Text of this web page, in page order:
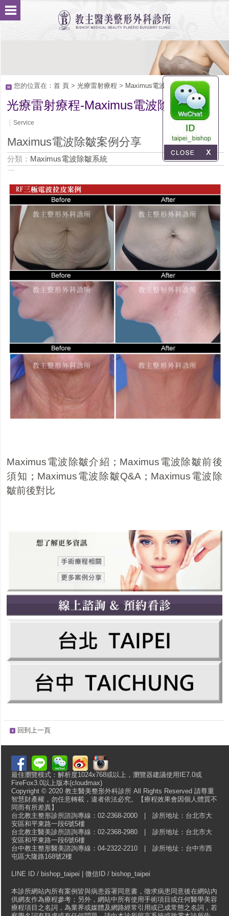
您的位置在： 首 頁> 光療雷射療程 > Maximus電波除皺系統
光療雷射療程-Maximus電波除皺系統
Service
Maximus電波除皺案例分享
分類： Maximus電波除皺系統
Maximus電波除皺介紹 ； Maximus電波除皺前後
須知 ； Maximus電波除皺Q&A ； Maximus電波除
皺前後對比
回到上一頁
最佳瀏覽模式：解析度1024x768或以上，瀏覽器建議使用IE7.0或
FireFox3.0以上版本(cloudmax)
Copyright © 2020 教主醫美整形外科診所 All Rights Reserved 請尊重
智慧財產權，勿任意轉載，違者依法必究。【療程效果會因個人體質不
同而有所差異】
台北教主整形診所諮詢專線：02-2368-2000 | 診所地址：台北市大
安區和平東路一段6號5樓
台北教主醫美診所諮詢專線：02-2368-2980 | 診所地址：台北市大
安區和平東路一段6號6樓
台中教主整形醫美諮詢專線：04-2322-2210 | 診所地址：台中市西
屯區大隆路168號2樓
LINE ID / bishop_taipei | 微信ID / bishop_taipei
本診所網站內所有案例皆與病患簽署同意書，徵求病患同意後在網站內
供網友作為療程參考；另外，網站中所有使用手術項目或任何醫學美容
療程項目之名詞，為業界或媒體及網路經常引用或已成常態之名詞，若